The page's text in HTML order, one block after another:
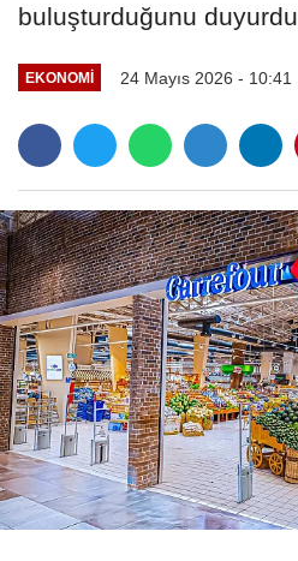
buluşturduğunu duyurdu
EKONOMI 24 Mayıs 2026 - 10:41